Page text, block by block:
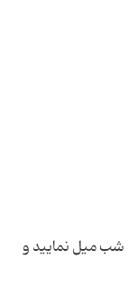
1-سعی نمایید وعده غذایی شام را در ساعت 8 شب میل نمایید و